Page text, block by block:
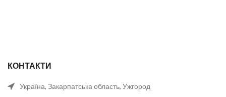
КОНТАКТИ
Україна, Закарпатська область, Ужгород